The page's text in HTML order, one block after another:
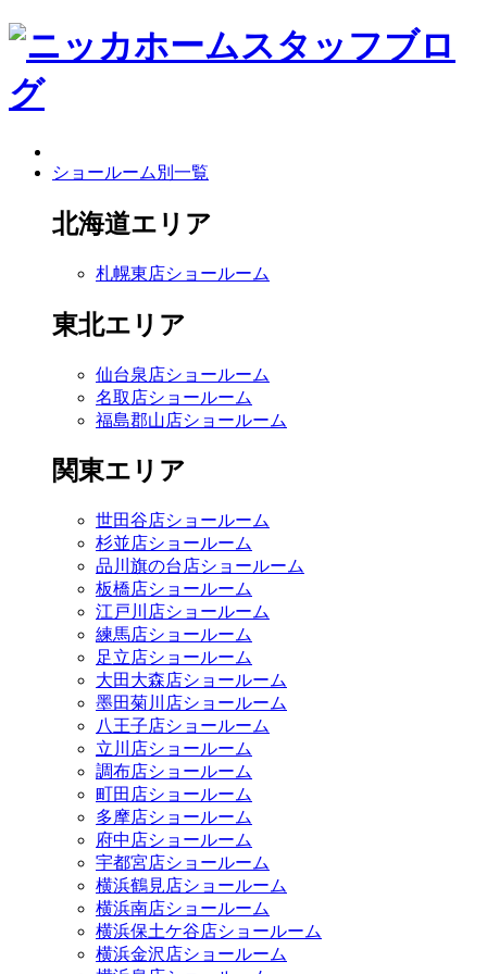
ショールーム別一覧
北海道エリア
札幌東店ショールーム
東北エリア
仙台泉店ショールーム
名取店ショールーム
福島郡山店ショールーム
関東エリア
世田谷店ショールーム
杉並店ショールーム
品川旗の台店ショールーム
板橋店ショールーム
江戸川店ショールーム
練馬店ショールーム
足立店ショールーム
大田大森店ショールーム
墨田菊川店ショールーム
八王子店ショールーム
立川店ショールーム
調布店ショールーム
町田店ショールーム
多摩店ショールーム
府中店ショールーム
宇都宮店ショールーム
横浜鶴見店ショールーム
横浜南店ショールーム
横浜保土ケ谷店ショールーム
横浜金沢店ショールーム